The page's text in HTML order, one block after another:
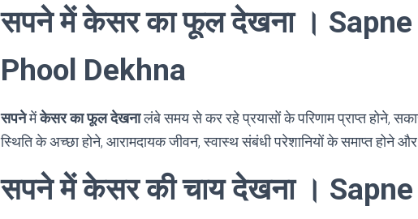
सपने में केसर का फूल देखना ।
Phool Dekhna
सपनेमेंकेसर का फूल देखनालंबे समय से कर रहे प्रयासों के परिणाम प्राप्त होने,
स्थिति के अच्छा होने, आरामदायक जीवन, स्वास्थ संबंधी परेशानियों के समाप्त होने और
सपने में केसर की चाय देखना ।